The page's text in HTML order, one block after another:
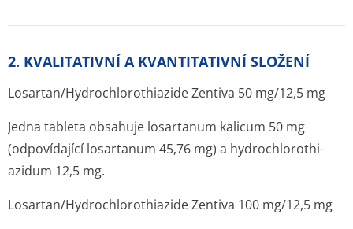
2. KVALITATIVNÍ A KVANTITATIVNÍ SLOŽENÍ
Losartan/Hydrochlo­rothiazide Zentiva 50 mg/12,5 mg
Jedna tableta obsahuje losartanum kalicum 50 mg
(odpovídající losartanum 45,76 mg) a hydrochlorothi­
azidum 12,5 mg.
Losartan/Hydrochlo­rothiazide Zentiva 100 mg/12,5 mg